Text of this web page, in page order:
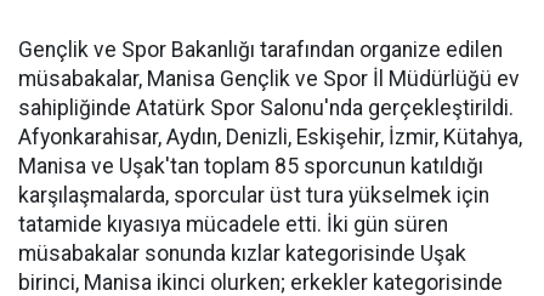
Gençlik ve Spor Bakanlığı tarafından organize edilen
müsabakalar, Manisa Gençlik ve Spor İl Müdürlüğü ev
sahipliğinde Atatürk Spor Salonu'nda gerçekleştirildi.
Afyonkarahisar, Aydın, Denizli, Eskişehir, İzmir, Kütahya,
Manisa ve Uşak'tan toplam 85 sporcunun katıldığı
karşılaşmalarda, sporcular üst tura yükselmek için
tatamide kıyasıya mücadele etti. İki gün süren
müsabakalar sonunda kızlar kategorisinde Uşak
birinci, Manisa ikinci olurken; erkekler kategorisinde